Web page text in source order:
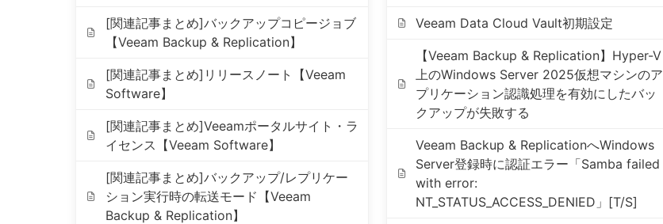
[関連記事まとめ]バックアップコピージョブ
【Veeam Backup & Replication】
[関連記事まとめ]リリースノート【Veeam
Software】
[関連記事まとめ]Veeamポータルサイト・ラ
イセンス【Veeam Software】
[関連記事まとめ]バックアップ/レプリケー
ション実行時の転送モード【Veeam
Backup & Replication】
Veeam Data Cloud Vault初期設定
【Veeam Backup & Replication】Hyper-V
上のWindows Server 2025仮想マシンのア
プリケーション認識処理を有効にしたバッ
クアップが失敗する
Veeam Backup & ReplicationへWindows
Server登録時に認証エラー「Samba failed
with error:
NT_STATUS_ACCESS_DENIED」[T/S]